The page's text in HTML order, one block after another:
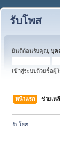
รับโพส
ยินดีต้อนรับคุณ, บุค
เข้าสู่ระบบด้วยชื่อผู้
หน้าแรก ช่วยเห
รับโพส